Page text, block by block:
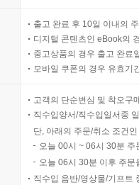
출고 완료 후 10일 이내의
디지털 콘텐츠인 eBook의
중고상품의 경우 출고 완료
모바일 쿠폰의 경우 유효기
고객의 단순변심 및 착오구
직수입양서/직수입일서중
단, 아래의 주문/취소 조건
오늘 00시 ~ 06시 30분
오늘 06시 30분 이후 주
직수입 음반/영상물/기프트